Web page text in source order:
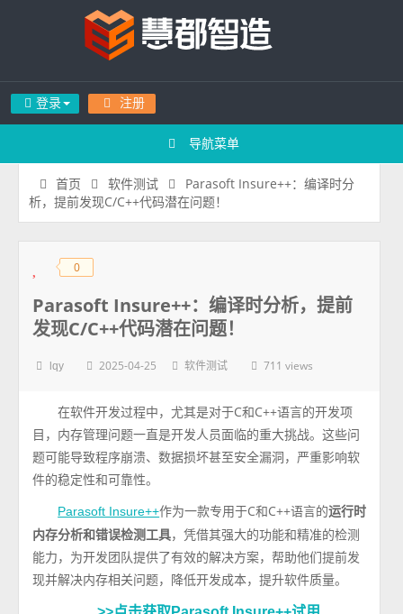
登录 注册
导航菜单
首页 软件测试
Parasoft Insure++：编译时分
析，提前发现C/C++代码潜在问题！
◆◆ 0
Parasoft Insure++：编译时分析，提前
发现C/C++代码潜在问题！
lqy 2025-04-25 软件测试 711 views
在软件开发过程中，尤其是对于C和C++语言的开发项
目，内存管理问题一直是开发人员面临的重大挑战。这些问
题可能导致程序崩溃、数据损坏甚至安全漏洞，严重影响软
件的稳定性和可靠性。
Parasoft Insure++作为一款专用于C和C++语言的运行时
内存分析和错误检测工具，凭借其强大的功能和精准的检测
能力，为开发团队提供了有效的解决方案，帮助他们提前发
现并解决内存相关问题，降低开发成本，提升软件质量。